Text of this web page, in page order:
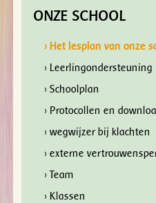
ONZE SCHOOL
› Het lesplan van onze
› Leerlingondersteuning
› Schoolplan
› Protocollen en
› wegwijzer bij klachten
› externe
› Team
› Klassen